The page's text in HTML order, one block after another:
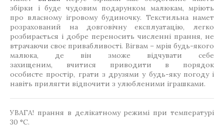
збірки і буде чудовим подарунком малюкам, мріють
про власному ігровому будиночку. Текстильна намет
розрахований на довговічну експлуатацію, легко
розбирається і добре переносить численні прання, не
втрачаючи своє привабливості. Вігвам – мрія будь-якого
малюка, де він зможе відчувати себе
захищеним, вчитися приводити в порядок
особисте простір, грати з друзями у будь-яку погоду і
навіть прилягти відпочити з улюбленими іграшками.
УВАГА! прання в делікатному режимі при температурі
30 °C.